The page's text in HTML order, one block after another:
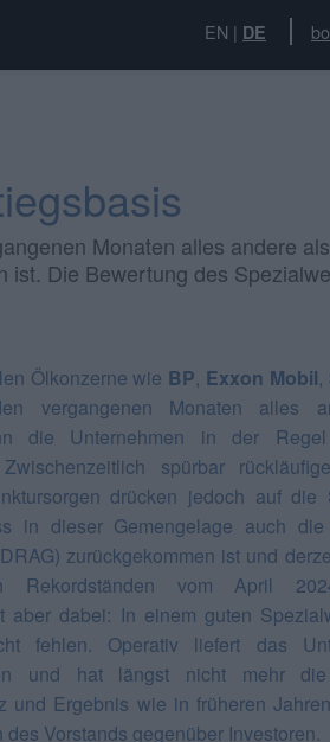
EN | DE
Monaten alles andere
Die Bewertung des
Ölkonzerne wie BP, Exxon Mobil,
vergangenen Monaten alles
die Unternehmen in der Regel
spürbar
drücken jedoch auf die
in dieser Gemengelage auch
zurückgekommen ist und
vom April
aber dabei: In einem guten
fehlen. Operativ liefert das
und hat längst nicht mehr die
und Ergebnis wie in früheren
Vorstands gegenüber Investoren.